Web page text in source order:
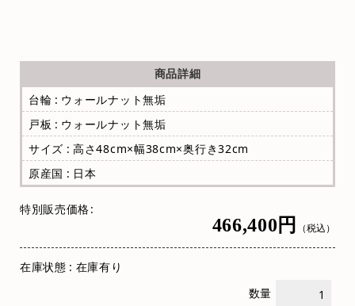
商品詳細
台輪 : ウォールナット無垢
戸板 : ウォールナット無垢
サイズ : 高さ48cm×幅38cm×奥行き32cm
原産国 : 日本
特別販売価格
466,400円 （税込）
在庫状態 : 在庫有り
数量